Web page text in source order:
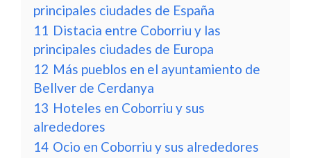
principales ciudades de España
11 Distacia entre Coborriu y las
principales ciudades de Europa
12 Más pueblos en el ayuntamiento de
Bellver de Cerdanya
13 Hoteles en Coborriu y sus
alrededores
14 Ocio en Coborriu y sus alrededores